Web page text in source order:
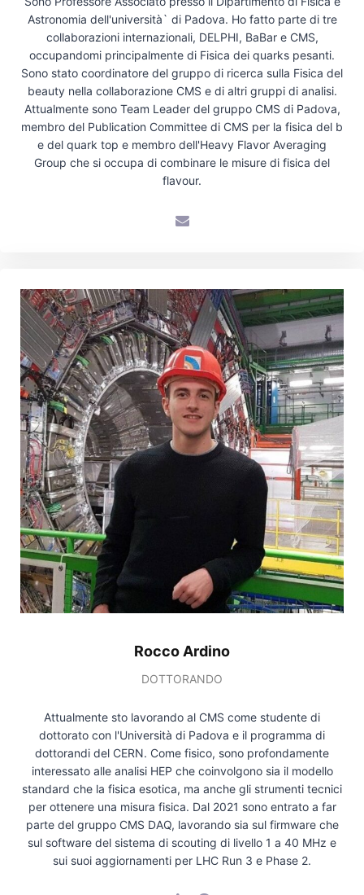
Astronomia dell'università` di Padova. Ho fatto parte di tre
collaborazioni internazionali, DELPHI, BaBar e CMS,
occupandomi principalmente di Fisica dei quarks pesanti.
Sono stato coordinatore del gruppo di ricerca sulla Fisica del
beauty nella collaborazione CMS e di altri gruppi di analisi.
Attualmente sono Team Leader del gruppo CMS di Padova,
membro del Publication Committee di CMS per la fisica del b
e del quark top e membro dell'Heavy Flavor Averaging
Group che si occupa di combinare le misure di fisica del
flavour.
Rocco Ardino
DOTTORANDO
Attualmente sto lavorando al CMS come studente di
dottorato con l'Università di Padova e il programma di
dottorandi del CERN. Come fisico, sono profondamente
interessato alle analisi HEP che coinvolgono sia il modello
standard che la fisica esotica, ma anche gli strumenti tecnici
per ottenere una misura fisica. Dal 2021 sono entrato a far
parte del gruppo CMS DAQ, lavorando sia sul firmware che
sul software del sistema di scouting di livello 1 a 40 MHz e
sui suoi aggiornamenti per LHC Run 3 e Phase 2.